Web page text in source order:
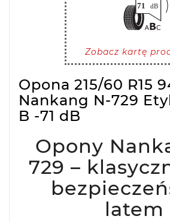
Zobacz kartę
Opona 215/60 R15
Nankang N-729
B -71 dB
Opony
729 –
latem